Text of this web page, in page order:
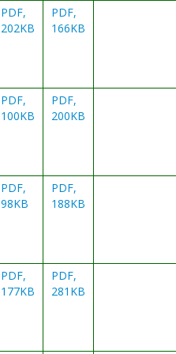
PDF,
202KB
PDF,
166KB
PDF,
100KB
PDF,
200KB
PDF,
98KB
PDF,
188KB
PDF,
177KB
PDF,
281KB